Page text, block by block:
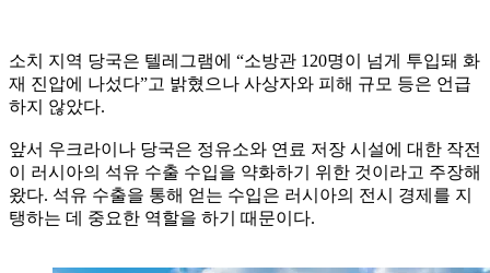
소치 지역 당국은 텔레그램에 “소방관 120명이 넘게 투입돼 화
재 진압에 나섰다”고 밝혔으나 사상자와 피해 규모 등은 언급
하지 않았다.
앞서 우크라이나 당국은 정유소와 연료 저장 시설에 대한 작전
이 러시아의 석유 수출 수입을 약화하기 위한 것이라고 주장해
왔다. 석유 수출을 통해 얻는 수입은 러시아의 전시 경제를 지
탱하는 데 중요한 역할을 하기 때문이다.